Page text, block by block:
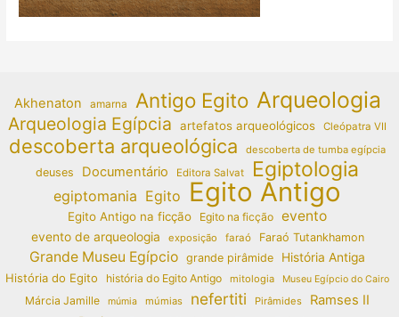
Akhenaton amarna Antigo Egito Arqueologia
Arqueologia Egípcia artefatos arqueológicos Cleópatra VII
descoberta arqueológica descoberta de tumba egípcia
deuses Documentário Editora Salvat Egiptologia
egiptomania Egito Egito Antigo
Egito Antigo na ficção Egito na ficção evento
evento de arqueologia exposição faraó Faraó Tutankhamon
Grande Museu Egípcio grande pirâmide
História Antiga
História do Egito
história do Egito Antigo mitologia Museu Egípcio do Cairo
Márcia Jamille múmia múmias nefertiti Pirâmides Ramses II